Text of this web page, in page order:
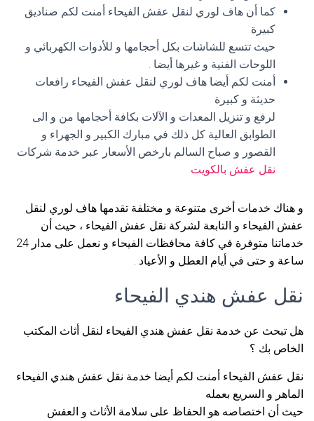
كما أن هاف لوري لنقل عفش الفيحاء أمنت لكم صناديق
كبيرة
حيث تتسع للشاشات بكل أحجامها و للأدوات الكهربائي و
اللوحات الفنية و غيرها أيضا .
أمنت لكم أيضا هاف لوري لنقل عفش الفيحاء رافعات
حديثة و كبيرة
لرفع و تنزيل المعدات و الآلات بكافة أحجامها من و الى
الطوابق العالية كل ذلك في مبارك الكبير و الجهراء و
القصور و صباح السالم بارخص الأسعار عبر خدمة شركات
نقل عفش بالكويت
و هناك خدمات أخرى متنوعة و مختلفة تقدمها هاف لوري لنقل
عفش الفيحاء و التابعة لشركة نقل عفش الفيحاء ، حيث أن
خدماتنا متوفرة في كافة محافظات الفيحاء و نعمل على مدار 24
ساعة و حتى في أيام العطل و الأعياد .
نقل عفش هندي الفيحاء
هل تبحث عن خدمة نقل عفش هندي الفيحاء لنقل أثاث المكتب
الخاص بك ؟
نقل عفش الفيحاء أمنت لكم أيضا خدمة نقل عفش هندي الفيحاء
الماهر و السريع بعمله
حيث أن اختصاصه هو الحفاظ على سلامة الأثاث و العفش